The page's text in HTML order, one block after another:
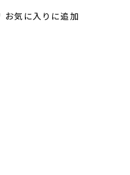
お気に入りに追加